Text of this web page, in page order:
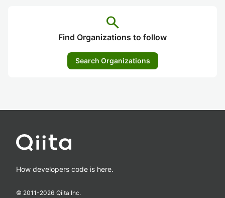
search
Find Organizations to follow
Search Organizations
How developers code is here.
© 2011-2026 Qiita Inc.